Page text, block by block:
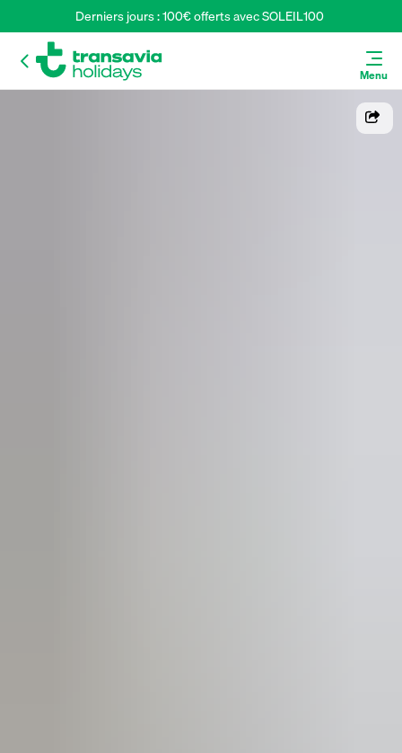
Derniers jours : 100€ offerts avec SOLEIL100
Menu